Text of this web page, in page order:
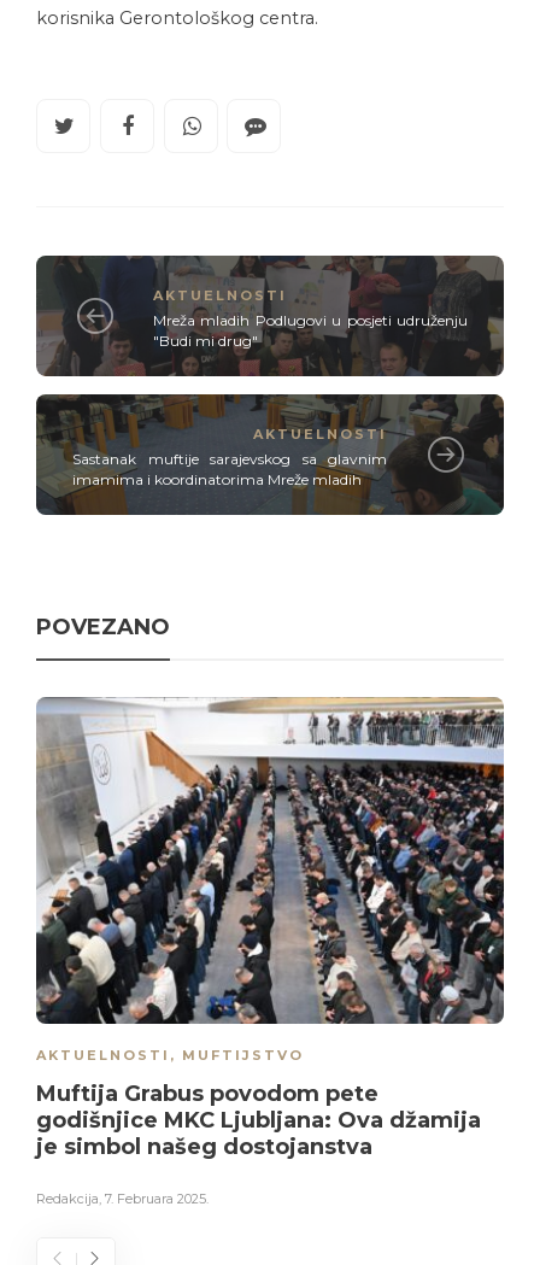
korisnika Gerontološkog centra.
AKTUELNOSTI
Mreža mladih Podlugovi u posjeti udruženju
"Budi mi drug"
AKTUELNOSTI
Sastanak muftije sarajevskog sa glavnim
imamima i koordinatorima Mreže mladih
POVEZANO
AKTUELNOSTI , MUFTIJSTVO
Muftija Grabus povodom pete
godišnjice MKC Ljubljana: Ova džamija
je simbol našeg dostojanstva
Redakcija, 7. Februara 2025.